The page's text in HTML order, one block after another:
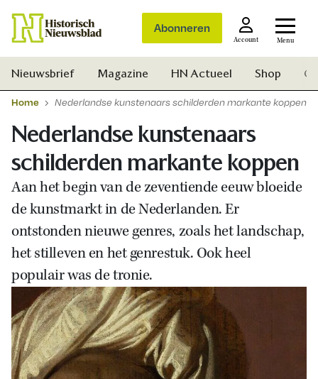
Abonneren
Account Menu
Nieuwsbrief Magazine HN Actueel Shop
Home Nederlandse kunstenaars schilderden markante koppen
Nederlandse kunstenaars
schilderden markante koppen
Aan het begin van de zeventiende eeuw bloeide
de kunstmarkt in de Nederlanden. Er
ontstonden nieuwe genres, zoals het landschap,
het stilleven en het genrestuk. Ook heel
populair was de tronie.